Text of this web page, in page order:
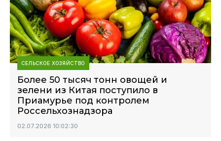
СЕЛЬСКОЕ ХОЗЯЙСТВО
Более 50 тысяч тонн овощей и
зелени из Китая поступило в
Приамурье под контролем
Россельхознадзора
02.07.2026 10:02:30